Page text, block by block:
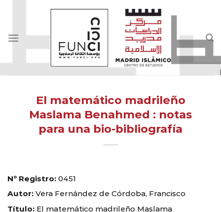
El matemático madrileño
Maslama Benahmed : notas
para una bio-bibliografía
Nº Registro: 0451
Autor: Vera Fernández de Córdoba, Francisco
Título: El matemático madrileño Maslama